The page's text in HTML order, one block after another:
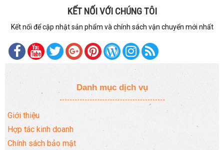
KẾT NỐI VỚI CHÚNG TÔI
Kết nối để cập nhật sản phẩm và chính sách vận chuyển mới nhất
Danh mục dịch vụ
Giới thiệu
Hợp tác kinh doanh
Chính sách bảo mật